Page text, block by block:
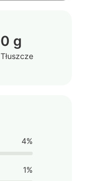
0 g
Tłuszcze
4%
1%